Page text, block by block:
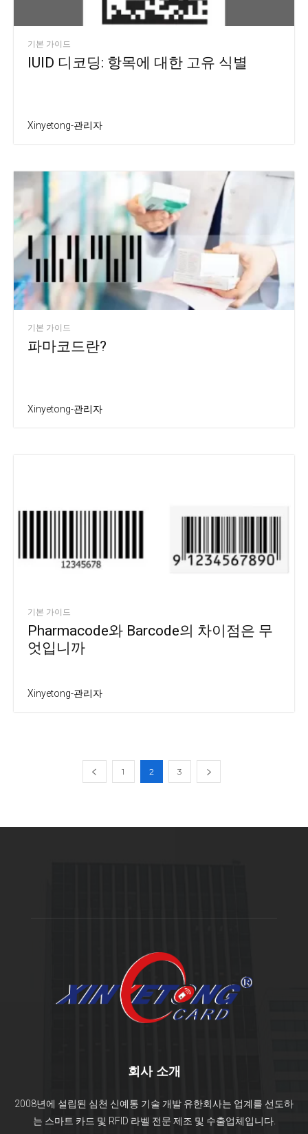
기본 가이드
IUID 디코딩: 항목에 대한 고유 식별
Xinyetong-관리자
기본 가이드
파마코드란?
Xinyetong-관리자
기본 가이드
Pharmacode와 Barcode의 차이점은 무
엇입니까
Xinyetong-관리자
1 2 3
회사 소개
2008년에 설립된 심천 신예통 기술 개발 유한회사는 업계를 선도하
는 스마트 카드 및 RFID 라벨 전문 제조 및 수출업체입니다.